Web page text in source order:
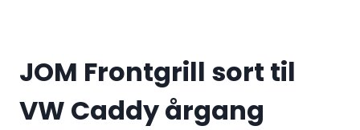
JOM Frontgrill sort til
VW Caddy årgang